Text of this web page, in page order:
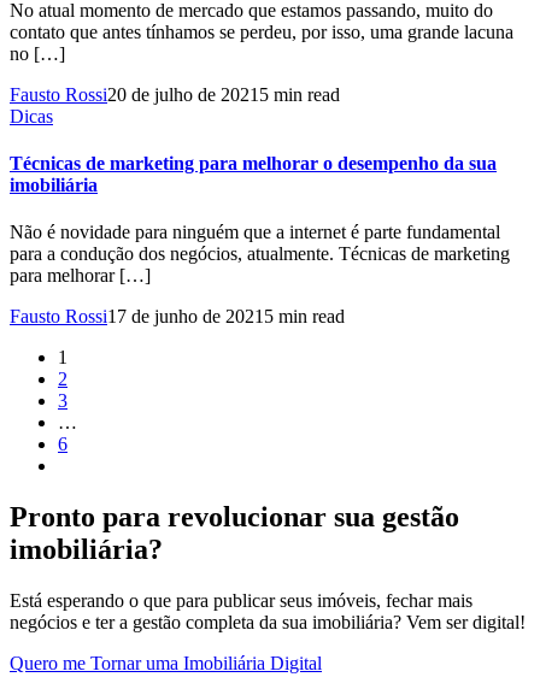
No atual momento de mercado que estamos passando, muito do
contato que antes tínhamos se perdeu, por isso, uma grande lacuna
no […]
Fausto Rossi20 de julho de 2021 5 min read
Dicas
Técnicas de marketing para melhorar o desempenho da sua
imobiliária
Não é novidade para ninguém que a internet é parte fundamental
para a condução dos negócios, atualmente. Técnicas de marketing
para melhorar […]
Fausto Rossi17 de junho de 2021 5 min read
1
2
3
…
6
Pronto para revolucionar sua gestão
imobiliária?
Está esperando o que para publicar seus imóveis, fechar mais
negócios e ter a gestão completa da sua imobiliária? Vem ser digital!
Quero me Tornar uma Imobiliária Digital